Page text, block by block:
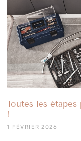
Toutes les
!
1 FÉVRIER 2026